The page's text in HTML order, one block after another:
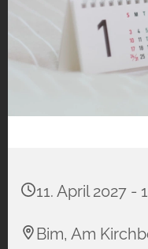
11. April 2027 -
Bim, Am